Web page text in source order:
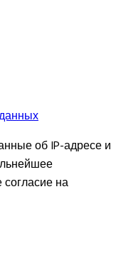
об IP-адресе и
на